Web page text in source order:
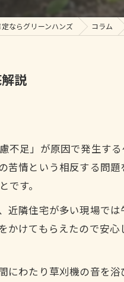
ならグリーンハンズ コラム
説
足」が原因で発生す
情という相反する問
す。
隣住宅が多い現場で
けてもらえたので安
わたり草刈機の音を